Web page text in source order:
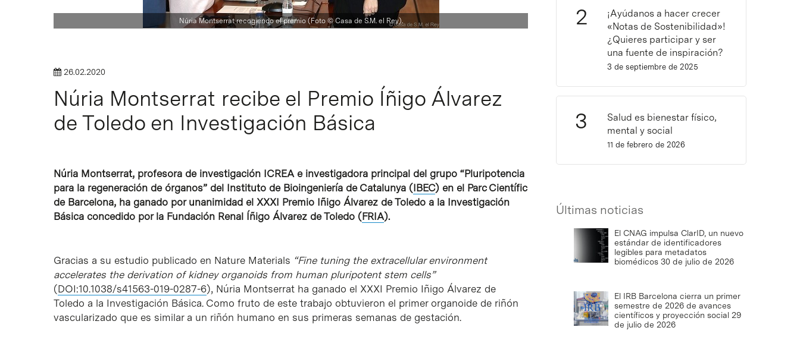
Núria Montserrat recogiendo el premio (Foto © Casa de S.M. el Rey).
26.02.2020
Núria Montserrat recibe el Premio Íñigo Álvarez
de Toledo en Investigación Básica
Núria Montserrat, profesora de investigación ICREA e investigadora principal del grupo “Pluripotencia
para la regeneración de órganos” del Instituto de Bioingeniería de Catalunya (IBEC) en el Parc Científic
de Barcelona, ha ganado por unanimidad el XXXI Premio Iñigo Álvarez de Toledo a la Investigación
Básica concedido por la Fundación Renal Íñigo Álvarez de Toledo (FRIA).
Gracias a su estudio publicado en Nature Materials “Fine tuning the extracellular environment
accelerates the derivation of kidney organoids from human pluripotent stem cells”
(DOI:10.1038/s41563-019-0287-6), Núria Montserrat ha ganado el XXXI Premio Iñigo Álvarez de
Toledo a la Investigación Básica. Como fruto de este trabajo obtuvieron el primer organoide de riñón
vascularizado que es similar a un riñón humano en sus primeras semanas de gestación.
¡Ayúdanos a hacer crecer
«Notas de Sostenibilidad»!
¿Quieres participar y ser
una fuente de inspiración?
3 de septiembre de 2025
Salud es bienestar físico,
mental y social
11 de febrero de 2026
Últimas noticias
El CNAG impulsa ClarID, un nuevo
estándar de identificadores
legibles para metadatos
biomédicos 30 de julio de 2026
El IRB Barcelona cierra un primer
semestre de 2026 de avances
científicos y proyección social 29
de julio de 2026